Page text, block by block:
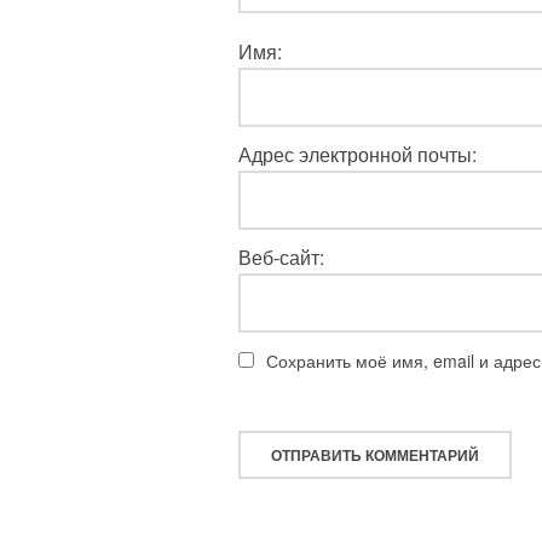
Имя:
Адрес электронной почты:
Веб-сайт:
Сохранить моё имя, email и